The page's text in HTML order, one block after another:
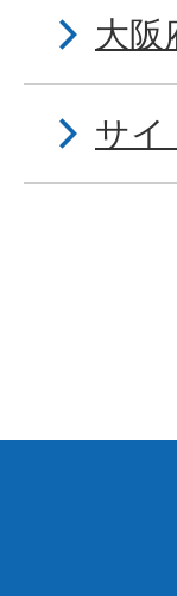
大阪
サイ